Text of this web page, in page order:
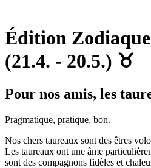
Édition
(21.4. - 20.5.) ♉︎
Pour nos amis, les
Pragmatique, pratique, bon.
Nos chers taureaux sont des êtres
Les taureaux ont une âme
sont des compagnons fidèles et